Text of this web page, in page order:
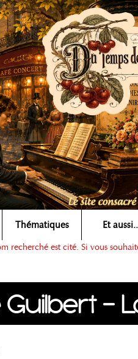
Thématiques Et
recherché est cité. Si vous
Guilbert -